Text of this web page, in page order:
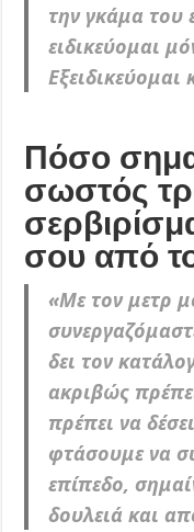
την γκάμα του
ειδικεύομαι
Πόσο
σωστός
σου από
«Με τον μετρ
δει τον
ακριβώς
πρέπει να
φτάσουμε να
επίπεδο,
δουλειά και